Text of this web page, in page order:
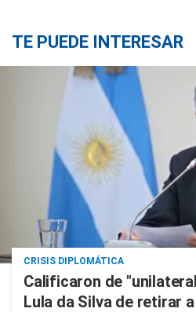
TE PUEDE INTERESAR
CRISIS DIPLOMÁTICA
Calificaron de
Lula da Silva de retirar